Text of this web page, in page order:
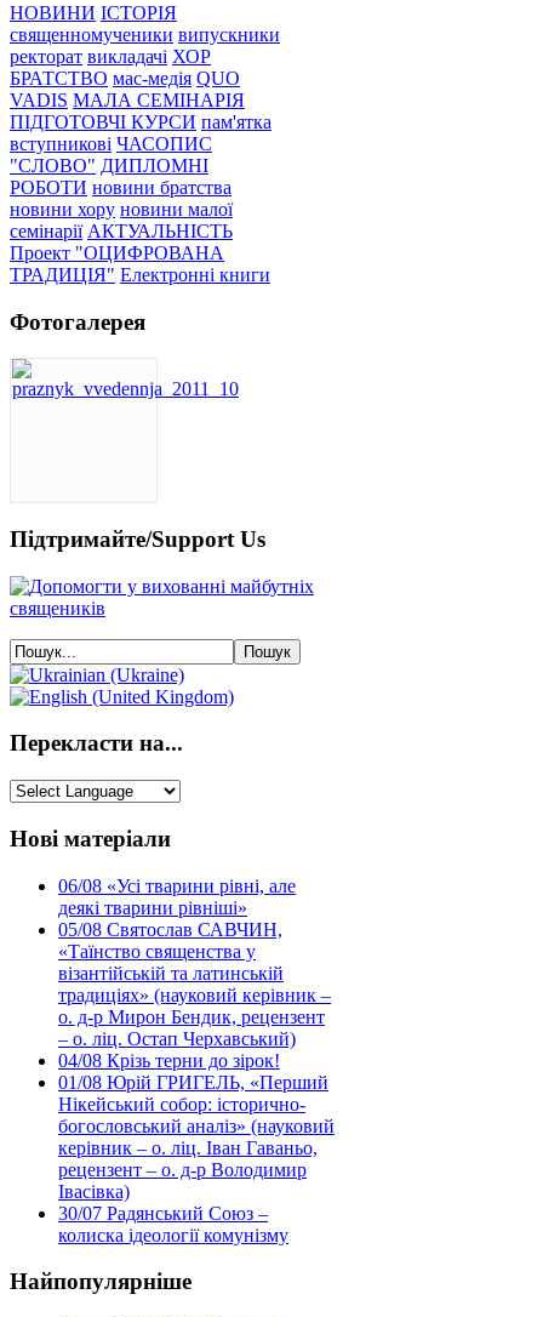
НОВИНИ ІСТОРІЯ
священномученики випускники
ректорат викладачі ХОР
БРАТСТВО мас-медія QUO
VADIS МАЛА СЕМІНАРІЯ
ПІДГОТОВЧІ КУРСИ пам'ятка
вступникові ЧАСОПИС
"СЛОВО" ДИПЛОМНІ
РОБОТИ новини братства
новини хору новини малої
семінарії АКТУАЛЬНІСТЬ
Проект "ОЦИФРОВАНА
ТРАДИЦІЯ" Електронні книги
Фотогалерея
Підтримайте/Support Us
Перекласти на...
Нові матеріали
06/08 «Усі тварини рівні, але
деякі тварини рівніші»
05/08 Святослав САВЧИН,
«Таїнство священства у
візантійській та латинській
традиціях» (науковий керівник –
о. д-р Мирон Бендик, рецензент
– о. ліц. Остап Черхавський)
04/08 Крізь терни до зірок!
01/08 Юрій ГРИГЕЛЬ, «Перший
Нікейський собор: історично-
богословський аналіз» (науковий
керівник – о. ліц. Іван Гаваньо,
рецензент – о. д-р Володимир
Івасівка)
30/07 Радянський Союз –
колиска ідеології комунізму
Найпопулярніше